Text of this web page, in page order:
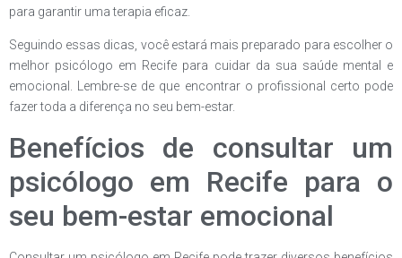
para garantir uma terapia eficaz.
Seguindo essas dicas, você estará mais preparado para escolher o
melhor psicólogo em Recife para cuidar da sua saúde mental e
emocional. Lembre-se de que encontrar o profissional certo pode
fazer toda a diferença no seu bem-estar.
Benefícios de consultar um
psicólogo em Recife para o
seu bem-estar emocional